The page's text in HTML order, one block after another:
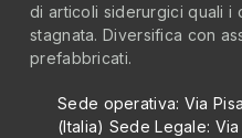
di articoli siderurgici quali i
stagnata. Diversifica con
prefabbricati.
Sede operativa: Via
(Italia) Sede Legale: